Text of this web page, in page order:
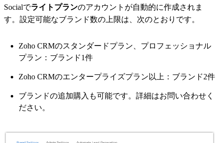
Socialでライトプランのアカウントが自動的に作成されま
す。設定可能なブランド数の上限は、次のとおりです。
Zoho CRMのスタンダードプラン、プロフェッショナル
プラン：ブランド1件
Zoho CRMのエンタープライズプラン以上：ブランド2件
ブランドの追加購入も可能です。詳細はお問い合わせく
ださい。